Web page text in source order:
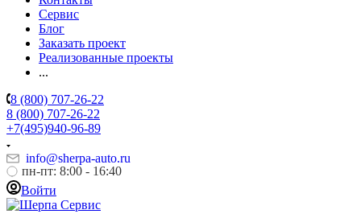
Сервис
Блог
Заказать проект
Реализованные проекты
...
8 (800) 707-26-22
8 (800) 707-26-22
+7(495)940-96-89
info@sherpa-auto.ru
пн-пт: 8:00 - 16:40
Войти